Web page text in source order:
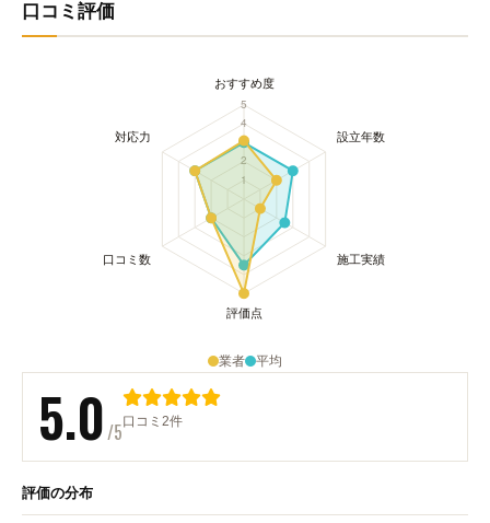
口コミ評価
業者 平均
5.0/5口コミ2件
評価の分布